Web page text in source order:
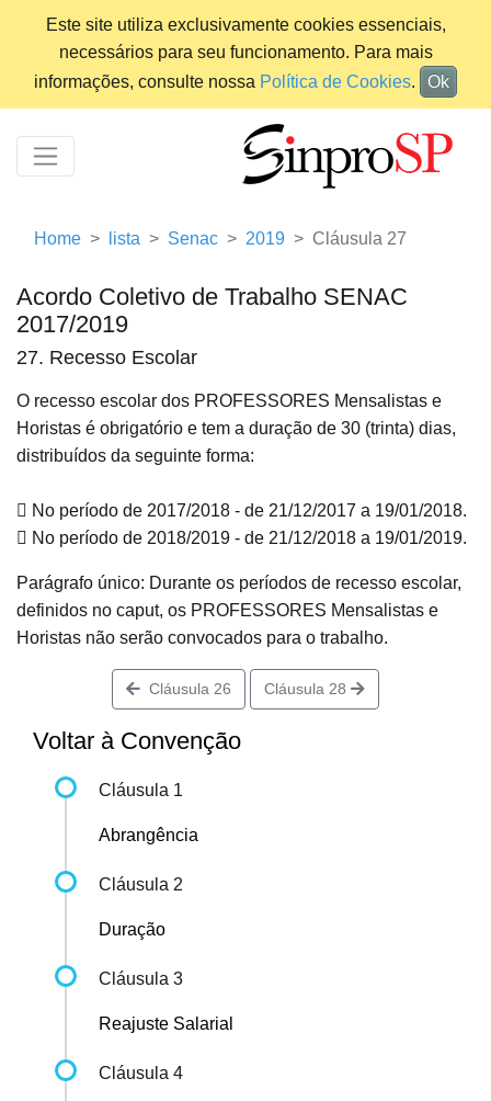
Este site utiliza exclusivamente cookies essenciais,
necessários para seu funcionamento. Para mais
informações, consulte nossa Política de Cookies. Ok
Home lista Senac 2019 Cláusula 27
Acordo Coletivo de Trabalho SENAC
2017/2019
27. Recesso Escolar
O recesso escolar dos PROFESSORES Mensalistas e
Horistas é obrigatório e tem a duração de 30 (trinta) dias,
distribuídos da seguinte forma:
 No período de 2017/2018 - de 21/12/2017 a 19/01/2018.
 No período de 2018/2019 - de 21/12/2018 a 19/01/2019.
Parágrafo único: Durante os períodos de recesso escolar,
definidos no caput, os PROFESSORES Mensalistas e
Horistas não serão convocados para o trabalho.
Cláusula 26 Cláusula 28
Voltar à Convenção
Cláusula 1
Abrangência
Cláusula 2
Duração
Cláusula 3
Reajuste Salarial
Cláusula 4